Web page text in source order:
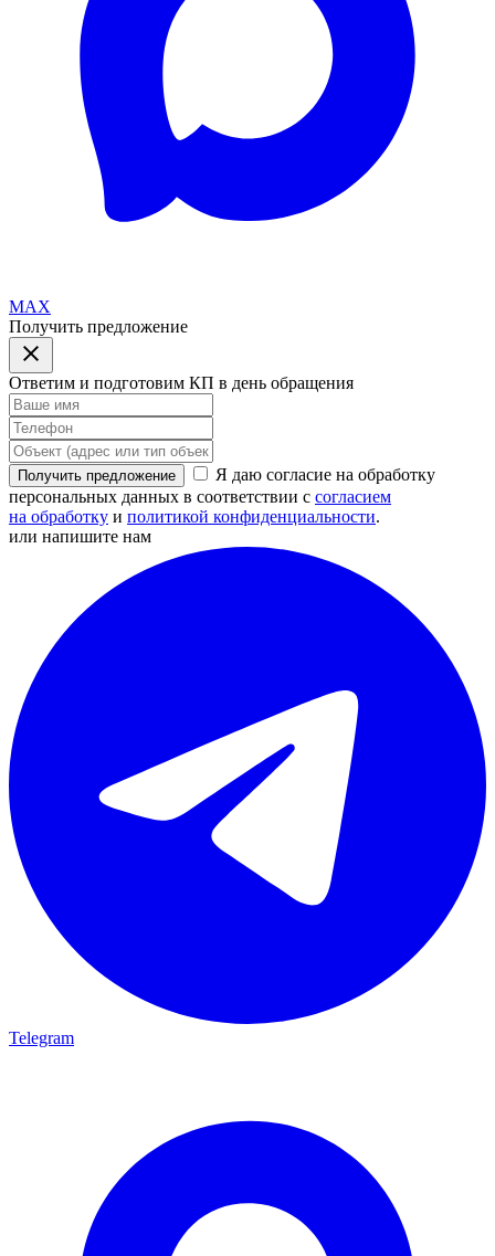
MAX
Получить предложение
Ответим и подготовим КП в день обращения
Получить предложение
Я даю согласие на обработку
персональных данных в соответствии с согласием
на обработку и политикой конфиденциальности.
или напишите нам
Telegram